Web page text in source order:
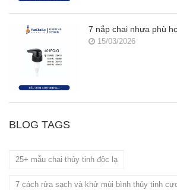
7 nắp chai nhựa phù
15/03/2026
BLOG TAGS
25+ mẫu chai thủy tinh độc lạ
7 cách rửa sạch và khử mùi bình thủy tinh